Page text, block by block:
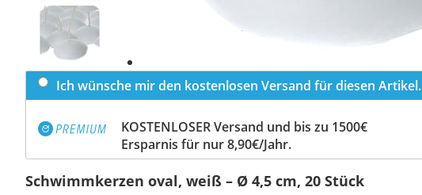
Next
slide
Ich wünsche mir den kostenlosen Versand für diesen Artikel.
KOSTENLOSER Versand und bis zu 1500€
Ersparnis für nur 8,90€/Jahr.
Schwimmkerzen oval, weiß – Ø 4,5 cm, 20 Stück